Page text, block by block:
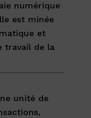
numérique
est minée
et
travail de la
unité de